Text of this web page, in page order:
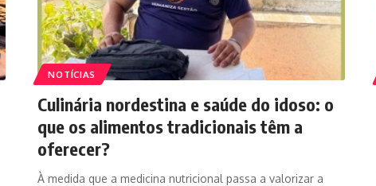
NOTÍCIAS
Culinária nordestina e saúde do idoso: o
que os alimentos tradicionais têm a
oferecer?
À medida que a medicina nutricional passa a valorizar a